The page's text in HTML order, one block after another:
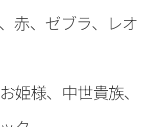
赤、ゼブラ、レオ
姫様、中世貴族、